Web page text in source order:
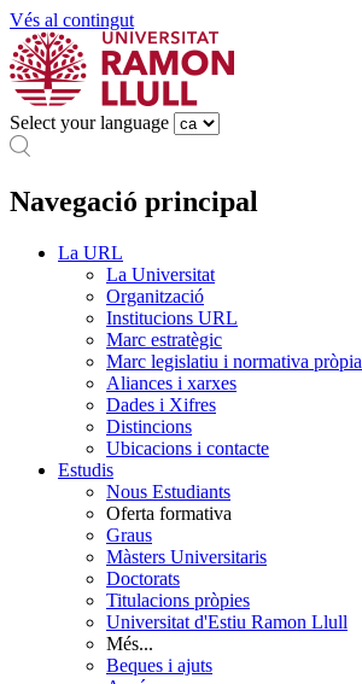
Vés al contingut
Select your language
Navegació principal
La URL
La Universitat
Organització
Institucions URL
Marc estratègic
Marc legislatiu i normativa pròpia
Aliances i xarxes
Dades i Xifres
Distincions
Ubicacions i contacte
Estudis
Nous Estudiants
Oferta formativa
Graus
Màsters Universitaris
Doctorats
Titulacions pròpies
Universitat d'Estiu Ramon Llull
Més...
Beques i ajuts